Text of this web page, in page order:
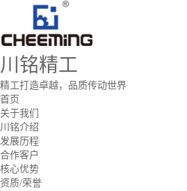
川铭精工
精工打造卓越，品质传动世界
首页
关于我们
川铭介绍
发展历程
合作客户
核心优势
资质/荣誉